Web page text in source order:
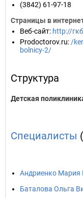
(3842) 61-97-18
Страницы в
Веб-сайт: http://
Prodoctorov.ru: /
bolnicy-2/
Структура
Детская
Специалисты
Андриенко Мария
Баталова Ольга